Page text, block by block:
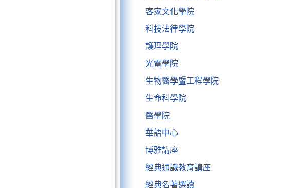
客家文化學院
科技法律學院
護理學院
光電學院
生物醫學暨工程學院
生命科學院
醫學院
華語中心
博雅講座
經典通識教育講座
經典名著選讀